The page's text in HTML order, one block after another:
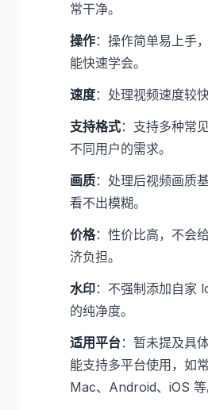
常干净。
操作：操作简单易上手
能快速学会。
速度：处理视频速度较
支持格式：支持多种常
不同用户的需求。
画质：处理后视频画质
看不出模糊。
价格：性价比高，不会
济负担。
水印：不强制添加自家
的纯净度。
适用平台：暂未提及具
能支持多平台使用，如
Mac、Android、iOS 等